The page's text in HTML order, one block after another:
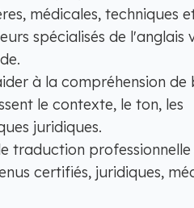
médicales, techniques
spécialisés de l'anglais
à la compréhension de
le contexte, le ton, les
juridiques.
traduction professionnelle
certifiés, juridiques,